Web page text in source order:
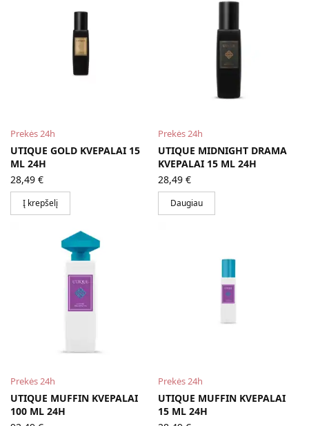
Prekės 24h
UTIQUE GOLD KVEPALAI 15
ML 24H
28,49 €
Į krepšelį
Prekės 24h
UTIQUE MIDNIGHT DRAMA
KVEPALAI 15 ML 24H
28,49 €
Daugiau
Prekės 24h
UTIQUE MUFFIN KVEPALAI
100 ML 24H
Prekės 24h
UTIQUE MUFFIN KVEPALAI
15 ML 24H